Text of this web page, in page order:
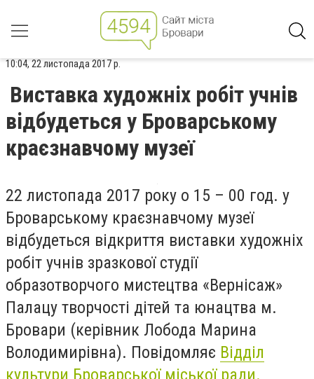
10:04, 22 листопада 2017 р.
Виставка художніх робіт учнів
відбудеться у Броварському
краєзнавчому музеї
22 листопада 2017 року о 15 – 00 год. у
Броварському краєзнавчому музеї
відбудеться відкриття виставки художніх
робіт учнів зразкової студії
образотворчого мистецтва «Вернісаж»
Палацу творчості дітей та юнацтва м.
Бровари (керівник Лобода Марина
Володимирівна). Повідомляє Відділ
культури Броварської міської ради.